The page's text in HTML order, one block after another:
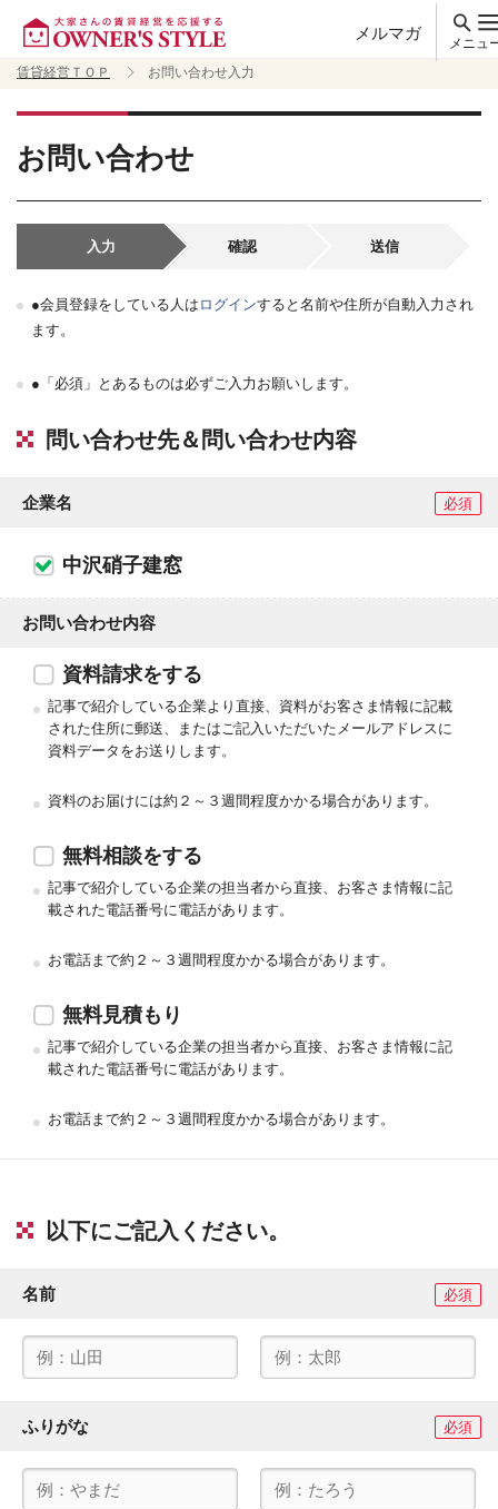
メルマガ
メニュ
賃貸経営ＴＯＰ
お問い合わせ入力
お問い合わせ
入力 確認 送信
●会員登録をしている人は ログインすると名前や住所が自動入力され
ます。
●「必須」とあるものは必ずご入力お願いします。
問い合わせ先＆問い合わせ内容
企業名 必須
中沢硝子建窓
お問い合わせ内容
資料請求をする
記事で紹介している企業より直接、資料がお客さま情報に記載
された住所に郵送、またはご記入いただいたメールアドレスに
資料データをお送りします。
資料のお届けには約２～３週間程度かかる場合があります。
無料相談をする
記事で紹介している企業の担当者から直接、お客さま情報に記
載された電話番号に電話があります。
お電話まで約２～３週間程度かかる場合があります。
無料見積もり
記事で紹介している企業の担当者から直接、お客さま情報に記
載された電話番号に電話があります。
お電話まで約２～３週間程度かかる場合があります。
以下にご記入ください。
名前 必須
ふりがな 必須